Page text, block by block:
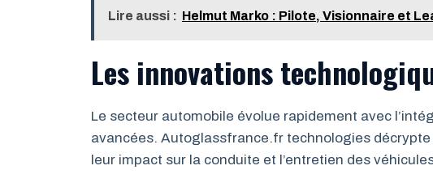
Lire aussi : Helmut Marko : Pilote, Visionnaire et
Les innovations
Le secteur automobile évolue rapidement avec
avancées. Autoglassfrance.fr technologies
leur impact sur la conduite et l’entretien des